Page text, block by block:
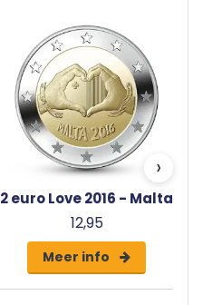
2 euro Love 2016 - Malta
12,95
Meer info
›